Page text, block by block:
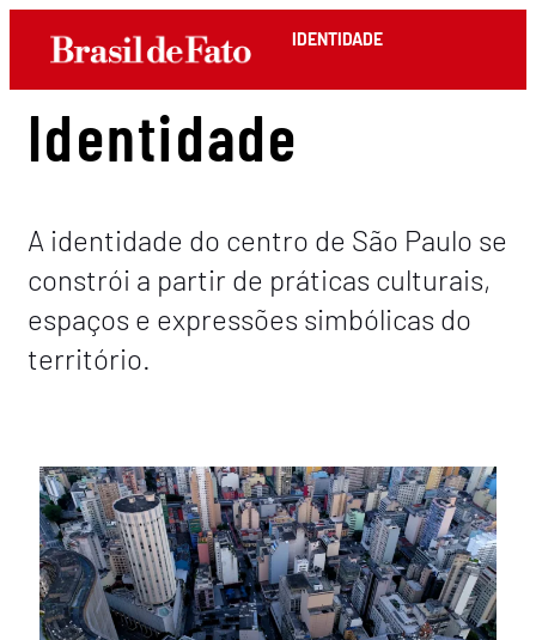
IDENTIDADE
Identidade
A identidade do centro de São Paulo se
constrói a partir de práticas culturais,
espaços e expressões simbólicas do
território.